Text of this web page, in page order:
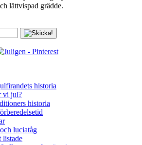
lättvispad grädde.
historia
vi jul?
historia
luciatåg
listade